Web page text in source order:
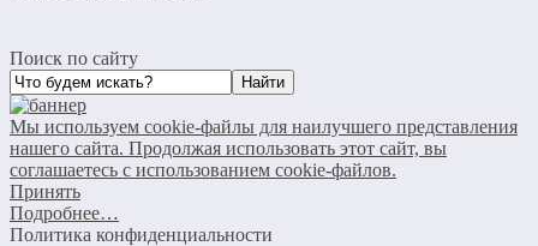
Поиск по сайту
Мы используем cookie-файлы для наилучшего представления
нашего сайта. Продолжая использовать этот сайт, вы
соглашаетесь с использованием cookie-файлов.
Принять
Подробнее…
Политика конфиденциальности